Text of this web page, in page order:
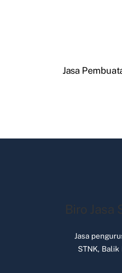
Jasa
Biro Jasa
Jasa
STNK,